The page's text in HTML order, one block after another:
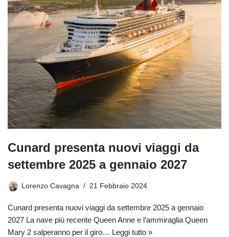
Cunard presenta nuovi viaggi da
settembre 2025 a gennaio 2027
Lorenzo Cavagna 21 Febbraio 2024
Cunard presenta nuovi viaggi da settembre 2025 a gennaio
2027 La nave più recente Queen Anne e l’ammiraglia Queen
Mary 2 salperanno per il giro… Leggi tutto »